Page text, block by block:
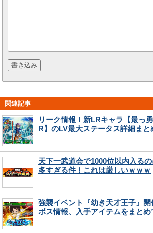
関連記事
リーク情報！新LRキャラ【最っ
R】のLV最大ステータス詳細まと
天下一武道会で1000位以内入る
多すぎる件！これは厳しいｗｗｗ
強襲イベント『幼き天才王子』
ボス情報、入手アイテムをまとめ